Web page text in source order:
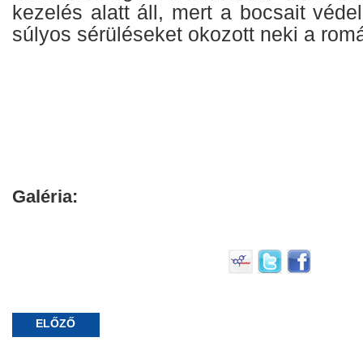
kezelés alatt áll, mert a bocsait
súlyos sérüléseket okozott neki a
Galéria:
ELŐZŐ